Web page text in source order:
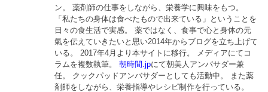
ン。 薬剤師の仕事をしながら、栄養学に興味をもつ。
「私たちの身体は食べたもので出来ている」ということを
日々の食生活で実感。 薬ではなく、食事で心と身体の元
氣を伝えていきたいと思い2014年からブログを立ち上げて
いる。 2017年4月より本サイトに移行。 メディアにてコ
ラムを複数執筆。朝時間.jpにて朝美人アンバサダー兼
任。 クックパッドアンバサダーとしても活動中。 また薬
剤師をしながら、栄養指導やレシピ制作を行っている。